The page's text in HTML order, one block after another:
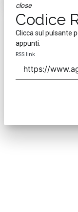
close
Codice
Clicca sul pulsante
appunti.
RSS link